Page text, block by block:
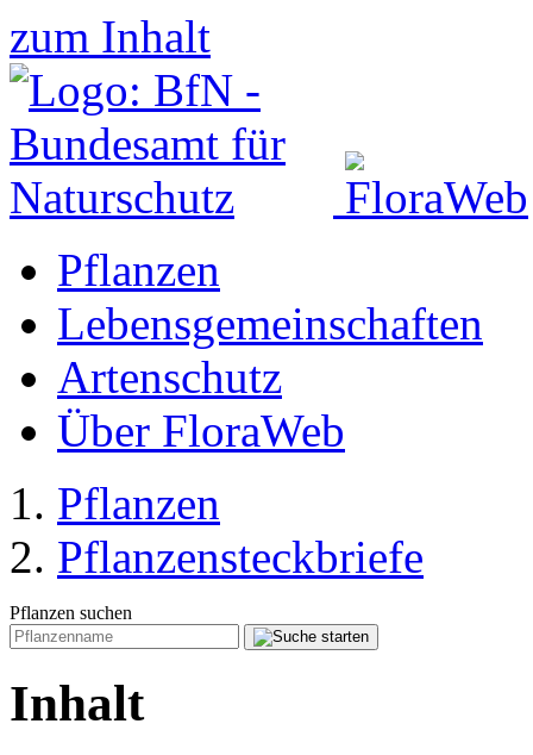
zum Inhalt
Pflanzen
Lebensgemeinschaften
Artenschutz
Über FloraWeb
Pflanzen
Pflanzensteckbriefe
Pflanzen suchen
Inhalt